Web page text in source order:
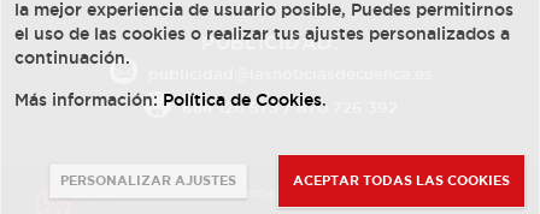
PUBLICIDAD:
684 126 573/670 726 392
la mejor experiencia de usuario posible, Puedes permitirnos
el uso de las cookies o realizar tus ajustes personalizados a
continuación.
Más información: Política de Cookies.
PERSONALIZAR AJUSTES ACEPTAR TODAS LAS COOKIES